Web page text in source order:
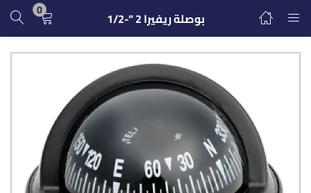
بوصلة ريفيرا 2 “-1/2 0
تسجيل الدخول التسجيل
ادخل اسم المستخدم وكلمة المرور للدخول.